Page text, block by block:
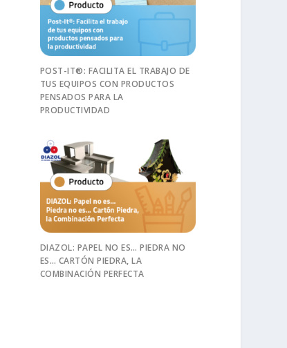
POST-IT®: FACILITA EL TRABAJO DE
TUS EQUIPOS CON PRODUCTOS
PENSADOS PARA LA
PRODUCTIVIDAD
DIAZOL: PAPEL NO ES… PIEDRA NO
ES… CARTÓN PIEDRA, LA
COMBINACIÓN PERFECTA